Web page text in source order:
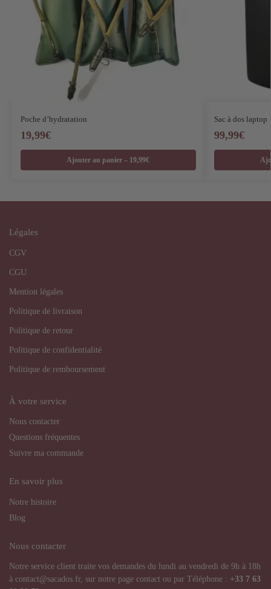
Poche d’hydratation
19,99€
Ajouter au panier – 19,99€
Sac à dos laptop
99,99€
Légales
CGV
CGU
Mention légales
Politique de livraison
Politique de retour
Politique de confidentialité
Politique de remboursement
À votre service
Nous contacter
Questions fréquentes
Suivre ma commande
En savoir plus
Notre histoire
Blog
Nous contacter
Notre service client traite vos demandes du lundi au vendredi de 9h à 18h
à contact@sacados.fr, sur notre page contact ou par Téléphone : +33 7 63